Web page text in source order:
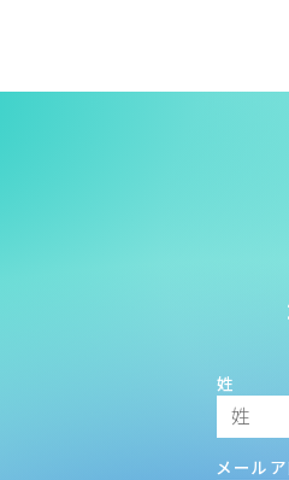
姓
メールア